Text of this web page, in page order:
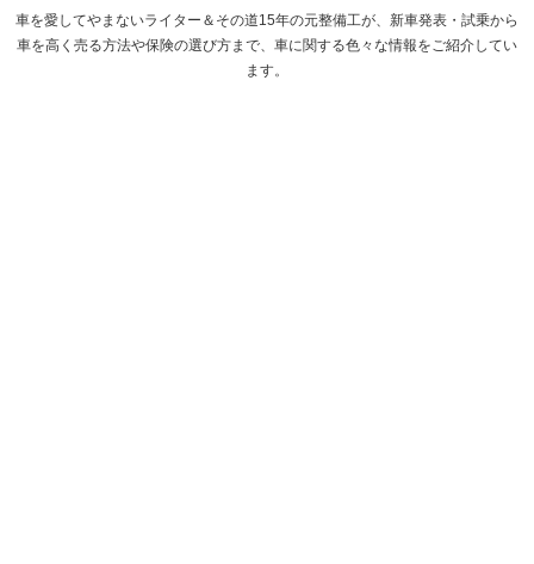
車を愛してやまないライター＆その道15年の元整備工が、新車発表・試乗から
車を高く売る方法や保険の選び方まで、車に関する色々な情報をご紹介してい
ます。